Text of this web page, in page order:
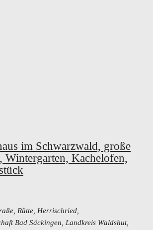
im Schwarzwald, große
Wintergarten, Kachelofen,
Rütte, Herrischried,
Bad Säckingen, Landkreis Waldshut,